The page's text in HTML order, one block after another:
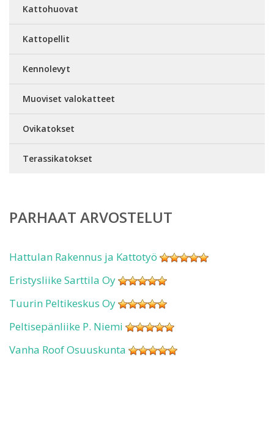
Kattohuovat
Kattopellit
Kennolevyt
Muoviset valokatteet
Ovikatokset
Terassikatokset
PARHAAT ARVOSTELUT
Hattulan Rakennus ja Kattotyö
Eristysliike Sarttila Oy
Tuurin Peltikeskus Oy
Peltisepänliike P. Niemi
Vanha Roof Osuuskunta